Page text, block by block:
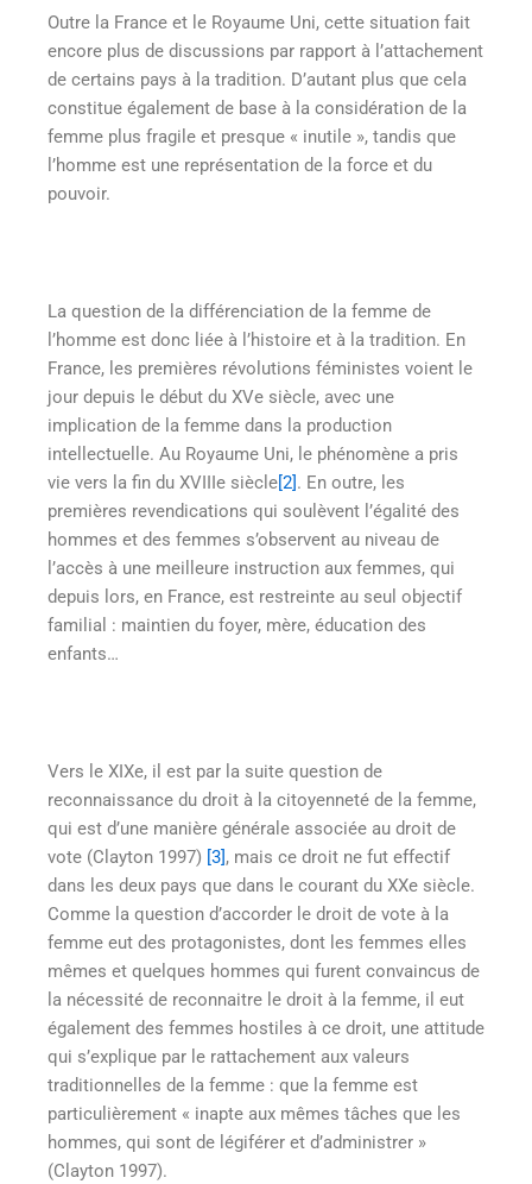
Outre la France et le Royaume Uni, cette situation fait
encore plus de discussions par rapport à l’attachement
de certains pays à la tradition. D’autant plus que cela
constitue également de base à la considération de la
femme plus fragile et presque « inutile », tandis que
l’homme est une représentation de la force et du
pouvoir.
La question de la différenciation de la femme de
l’homme est donc liée à l’histoire et à la tradition. En
France, les premières révolutions féministes voient le
jour depuis le début du XVe siècle, avec une
implication de la femme dans la production
intellectuelle. Au Royaume Uni, le phénomène a pris
vie vers la fin du XVIIIe siècle[2]. En outre, les
premières revendications qui soulèvent l’égalité des
hommes et des femmes s’observent au niveau de
l’accès à une meilleure instruction aux femmes, qui
depuis lors, en France, est restreinte au seul objectif
familial : maintien du foyer, mère, éducation des
enfants…
Vers le XIXe, il est par la suite question de
reconnaissance du droit à la citoyenneté de la femme,
qui est d’une manière générale associée au droit de
vote (Clayton 1997) [3], mais ce droit ne fut effectif
dans les deux pays que dans le courant du XXe siècle.
Comme la question d’accorder le droit de vote à la
femme eut des protagonistes, dont les femmes elles
mêmes et quelques hommes qui furent convaincus de
la nécessité de reconnaitre le droit à la femme, il eut
également des femmes hostiles à ce droit, une attitude
qui s’explique par le rattachement aux valeurs
traditionnelles de la femme : que la femme est
particulièrement « inapte aux mêmes tâches que les
hommes, qui sont de légiférer et d’administrer »
(Clayton 1997).